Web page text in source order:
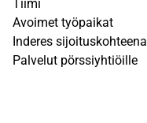
Tiimi
Avoimet työpaikat
Inderes sijoituskohteena
Palvelut pörssiyhtiöille